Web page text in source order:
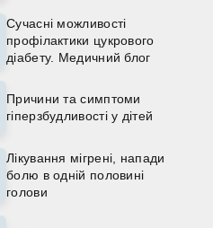
Сучасні можливості
профілактики цукрового
діабету. Медичний блог
Причини та симптоми
гіперзбудливості у дітей
Лікування мігрені, напади
болю в одній половині
голови